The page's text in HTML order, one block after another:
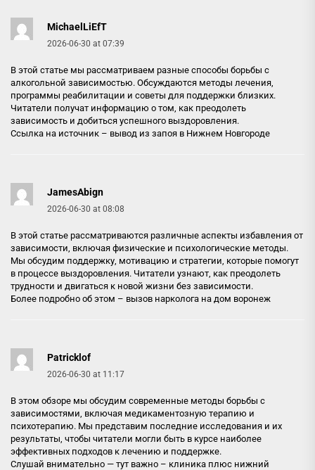
MichaelLiEfT
2026-06-30 at 07:39
В этой статье мы рассматриваем разные способы борьбы с
алкогольной зависимостью. Обсуждаются методы лечения,
программы реабилитации и советы для поддержки близких.
Читатели получат информацию о том, как преодолеть
зависимость и добиться успешного выздоровления.
Ссылка на источник – вывод из запоя в Нижнем Новгороде
JamesAbign
2026-06-30 at 08:08
В этой статье рассматриваются различные аспекты избавления от
зависимости, включая физические и психологические методы.
Мы обсудим поддержку, мотивацию и стратегии, которые помогут
в процессе выздоровления. Читатели узнают, как преодолеть
трудности и двигаться к новой жизни без зависимости.
Более подробно об этом – вызов нарколога на дом воронеж
Patricklof
2026-06-30 at 11:17
В этом обзоре мы обсудим современные методы борьбы с
зависимостями, включая медикаментозную терапию и
психотерапию. Мы представим последние исследования и их
результаты, чтобы читатели могли быть в курсе наиболее
эффективных подходов к лечению и поддержке.
Слушай внимательно — тут важно – клиника плюс нижний